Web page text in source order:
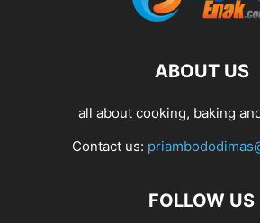
ABOUT US
all about cooking, baking
Contact us:
FOLLOW US